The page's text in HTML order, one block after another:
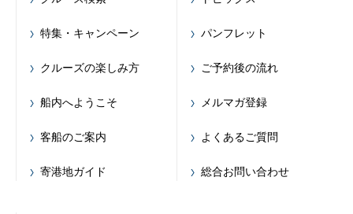
特集・キャンペーン
クルーズの楽しみ方
船内へようこそ
客船のご案内
寄港地ガイド
パンフレット
ご予約後の流れ
メルマガ登録
よくあるご質問
総合お問い合わせ